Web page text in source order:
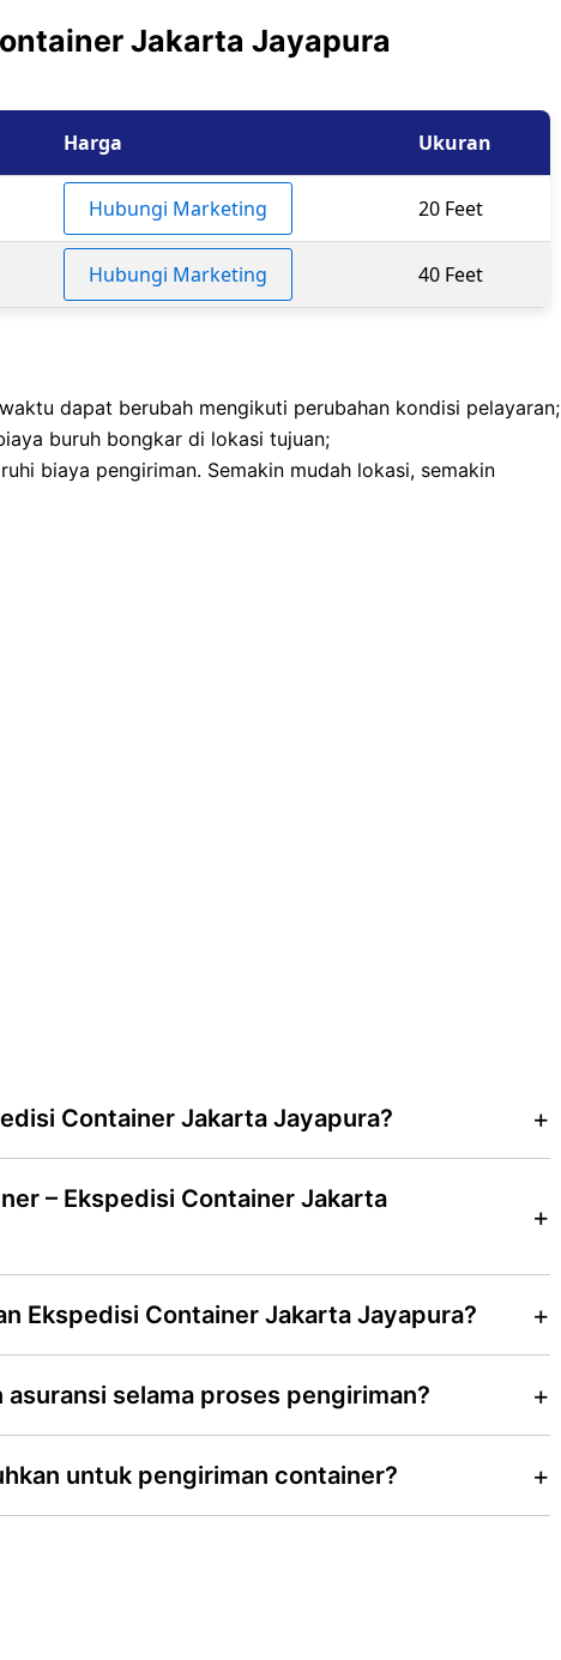
Jakarta Jayapura
Harga Ukuran
Hubungi Marketing 20 Feet
Hubungi Marketing 40 Feet
dapat berubah mengikuti perubahan kondisi pelayaran;
buruh bongkar di lokasi tujuan;
biaya pengiriman. Semakin mudah lokasi, semakin
Container Jakarta Jayapura?
– Ekspedisi Container Jakarta
Ekspedisi Container Jakarta Jayapura?
selama proses pengiriman?
untuk pengiriman container?